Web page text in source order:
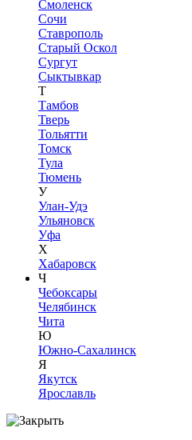
Смоленск
Сочи
Ставрополь
Старый Оскол
Сургут
Сыктывкар
Т
Тамбов
Тверь
Тольятти
Томск
Тула
Тюмень
У
Улан-Удэ
Ульяновск
Уфа
Х
Хабаровск
Ч
Чебоксары
Челябинск
Чита
Ю
Южно-Сахалинск
Я
Якутск
Ярославль